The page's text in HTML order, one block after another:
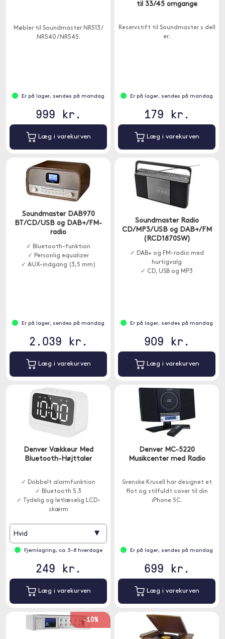
Møbler til Soundmaster NR513 /
NR540 / NR545.
Er på lager, sendes på mandag
999 kr.
Læg i varekurven
til 33/45 omgange
Reservstift til Soundmaster s dell
er.
Er på lager, sendes på mandag
179 kr.
Læg i varekurven
Soundmaster DAB970
BT/CD/USB og DAB+/FM-
radio
✓ Bluetooth-funktion
✓ Personlig equalizer
✓ AUX-indgang (3,5 mm)
Er på lager, sendes på mandag
2.039 kr.
Læg i varekurven
Soundmaster Radio
CD/MP3/USB og DAB+/FM
(RCD1870SW)
✓ DAB+ og FM-radio med
hurtigvalg
✓ CD, USB og MP3
Er på lager, sendes på mandag
909 kr.
Læg i varekurven
Denver Vækkeur Med
Bluetooth-Højttaler
✓ Dobbelt alarmfunktion
✓ Bluetooth 5.3
✓ Tydelig og letlæselig LCD-
skærm
Hvid ▾
Fjernlagring, ca. 3-8 hverdage
249 kr.
Læg i varekurven
Denver MC-5220
Musikcenter med Radio
Svenske Krusell har designet et
flot og stilfuldt cover til din
iPhone 5C.
Er på lager, sendes på mandag
699 kr.
Læg i varekurven
-10%